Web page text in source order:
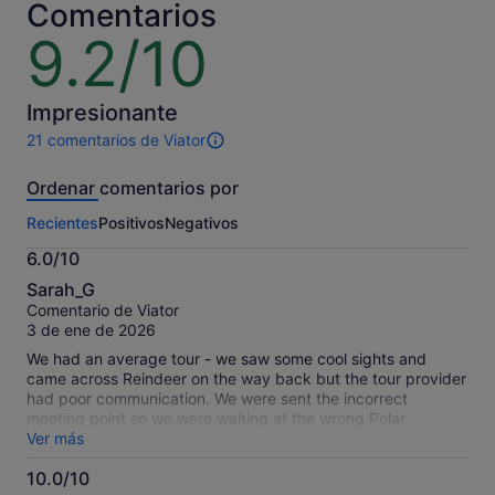
adulto
Comentarios
9.2/10
9.2
sobre
10
Impresionante
21 comentarios de Viator
21 comentarios
esta
Más
información
sobre
nuestros
comentarios
contrastados.
Ordenar comentarios por
RecientesPositivosNegativos
6.0/10
6.0
sobre
10
Sarah_G
Comentario de Viator
3 de ene de 2026
We had an average tour - we saw some cool sights and
came across Reindeer on the way back but the tour provider
had poor communication. We were sent the incorrect
meeting point so we were waiting at the wrong Polar
Adventures office. We even asked 2 staff members who told
us we were in the right spot but we weren't. The driver called
us and picked us up but said we needed to leave our stroller
Ver más
10.0/10